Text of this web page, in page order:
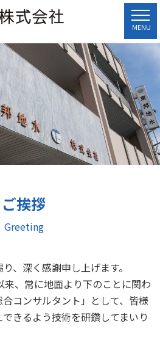
MENU
ご挨拶
Greeting
、深く感謝申し上げます。
、常に地面より下のことに関わ
コンサルタント」として、皆様
きるよう技術を研鑽してまいり